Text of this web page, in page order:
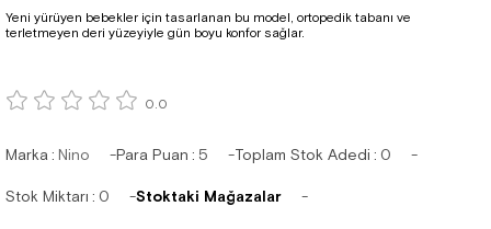
Yeni yürüyen bebekler için tasarlanan bu model, ortopedik tabanı ve
terletmeyen deri yüzeyiyle gün boyu konfor sağlar.
0.0
Marka : Nino Para Puan : 5 Toplam Stok Adedi : 0
Stok Miktarı : 0 Stoktaki Mağazalar